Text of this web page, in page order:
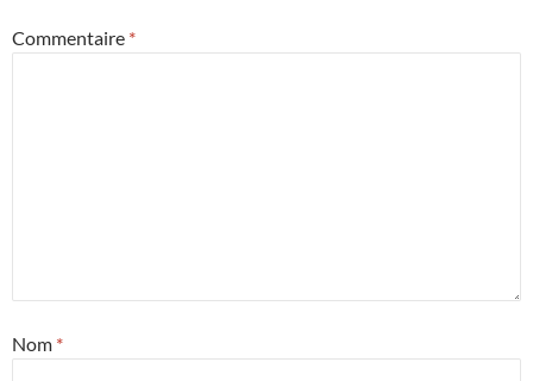
Commentaire *
Nom *